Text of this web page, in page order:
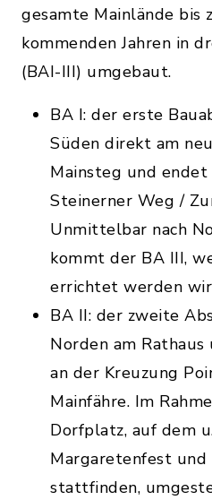
gesamte Mainlände bis
kommenden Jahren in
(BAI-III) umgebaut.
BA I: der erste
Süden direkt am
Mainsteg und endet
Steinerner Weg /
Unmittelbar nach
kommt der BA III,
errichtet werden
BA II: der zweite
Norden am
an der Kreuzung
Mainfähre. Im
Dorfplatz, auf dem
Margaretenfest und
stattfinden,